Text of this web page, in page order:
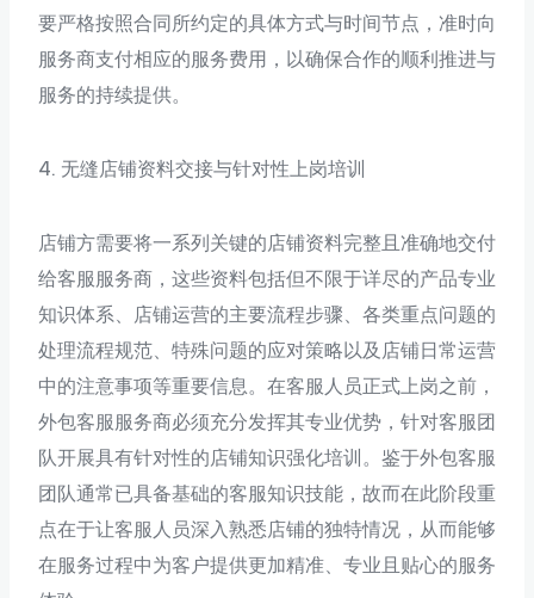
要严格按照合同所约定的具体方式与时间节点，准时向
服务商支付相应的服务费用，以确保合作的顺利推进与
服务的持续提供。
4. 无缝店铺资料交接与针对性上岗培训
店铺方需要将一系列关键的店铺资料完整且准确地交付
给客服服务商，这些资料包括但不限于详尽的产品专业
知识体系、店铺运营的主要流程步骤、各类重点问题的
处理流程规范、特殊问题的应对策略以及店铺日常运营
中的注意事项等重要信息。在客服人员正式上岗之前，
外包客服服务商必须充分发挥其专业优势，针对客服团
队开展具有针对性的店铺知识强化培训。鉴于外包客服
团队通常已具备基础的客服知识技能，故而在此阶段重
点在于让客服人员深入熟悉店铺的独特情况，从而能够
在服务过程中为客户提供更加精准、专业且贴心的服务